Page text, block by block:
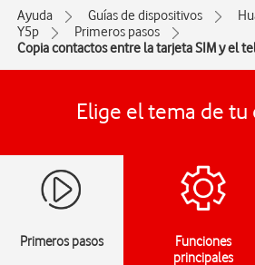
Ayuda Guías de dispositivos
Y5p
Primeros pasos
Copia contactos entre la tarjeta SIM y el
Elige el tema de tu
Primeros pasos
Funciones
principales